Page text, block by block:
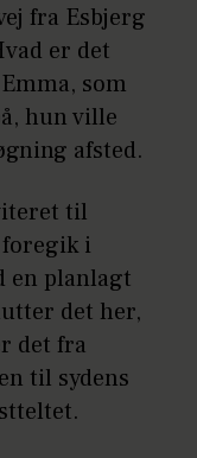
fra Esbjerg
er det
som
hun ville
afsted.
til
i
en planlagt
det her,
det fra
til sydens